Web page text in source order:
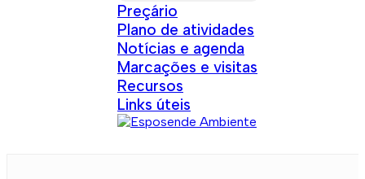
Preçário
Plano de atividades
Notícias e agenda
Marcações e visitas
Recursos
Links úteis